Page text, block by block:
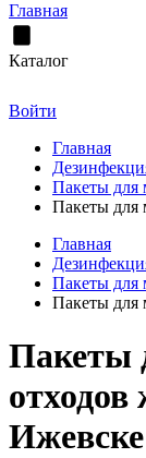
Главная
Каталог
Войти
Главная
Пакеты для
Пакеты для
Главная
Пакеты для
Пакеты для
Пакеты
Ижевске